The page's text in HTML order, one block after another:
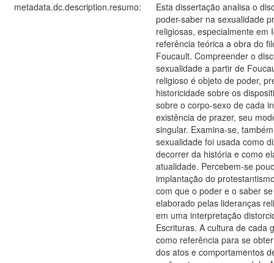
metadata.dc.description.resumo:
Esta dissertação analisa o
poder-saber na sexualidade
religiosas, especialmente em
referência teórica a obra do
Foucault. Compreender o
sexualidade a partir de
religioso é objeto de poder,
historicidade sobre os
sobre o corpo-sexo de cada
existência de prazer, seu
singular. Examina-se,
sexualidade foi usada como
decorrer da história e como
atualidade. Percebem-se
implantação do
com que o poder e o saber
elaborado pelas lideranças
em uma interpretação
Escrituras. A cultura de cada
como referência para se
dos atos e comportamentos